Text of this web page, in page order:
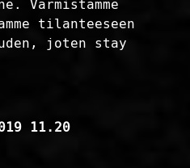
Varmistamme
tilanteeseen
joten stay
11.20